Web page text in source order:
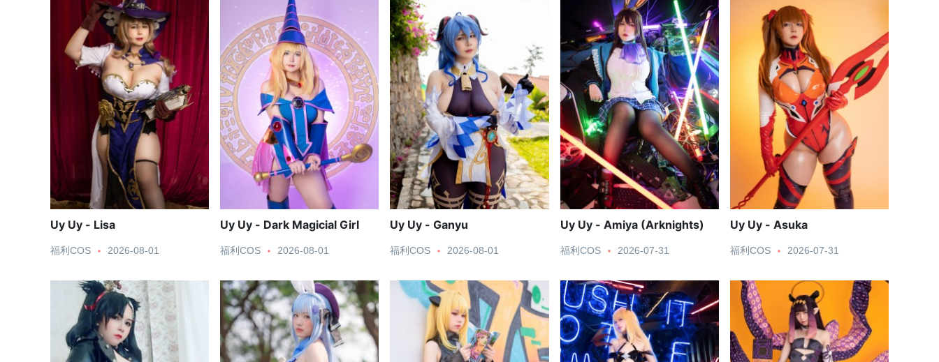
Uy Uy - Lisa
福利COS 2026-08-01
Uy Uy - Dark Magicial Girl
福利COS 2026-08-01
Uy Uy - Ganyu
福利COS 2026-08-01
Uy Uy - Amiya (Arknights)
福利COS 2026-07-31
Uy Uy - Asuka
福利COS 2026-07-31